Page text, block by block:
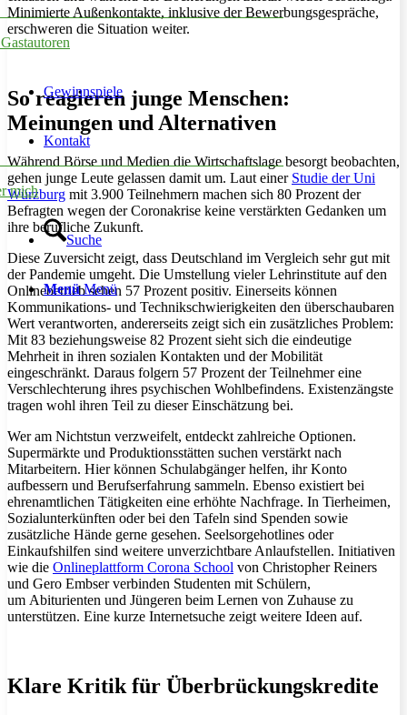
Gewinnspiele
Kontakt
mich
Suche
Menü Menü
Minimierte Außenkontakte, inklusive der Bewerbungsgespräche,
erschweren die Situation weiter.
So reagieren junge Menschen:
Meinungen und Alternativen
Während Börse und Medien die Wirtschaftslage besorgt beobachten,
gehen junge Leute gelassen damit um. Laut einer Studie der Uni
Würzburg mit 3.900 Teilnehmern machen sich 80 Prozent der
Befragten wegen der Coronakrise keine verstärkten Gedanken um
ihre berufliche Zukunft.
Diese Zuversicht zeigt, dass Deutschland im Vergleich sehr gut mit
der Pandemie umgeht. Die Umstellung vieler Lehrinstitute auf den
Onlinebetrieb sehen 57 Prozent positiv. Einerseits können
Kommunikations- und Technikschwierigkeiten den überschaubaren
Wert verantworten, andererseits zeigt sich ein zusätzliches Problem:
Mit 83 beziehungsweise 82 Prozent sieht sich die eindeutige
Mehrheit in ihren sozialen Kontakten und der Mobilität
eingeschränkt. Daraus folgern 57 Prozent der Teilnehmer eine
Verschlechterung ihres psychischen Wohlbefindens. Existenzängste
tragen wohl ihren Teil zu dieser Einschätzung bei.
Wer am Nichtstun verzweifelt, entdeckt zahlreiche Optionen.
Supermärkte und Produktionsstätten suchen verstärkt nach
Mitarbeitern. Hier können Schulabgänger helfen, ihr Konto
aufbessern und Berufserfahrung sammeln. Ebenso existiert bei
ehrenamtlichen Tätigkeiten eine erhöhte Nachfrage. In Tierheimen,
Sozialunterkünften oder bei den Tafeln sind Spenden sowie
zusätzliche Hände gerne gesehen. Seelsorgehotlines oder
Einkaufshilfen sind weitere unverzichtbare Anlaufstellen. Initiativen
wie die Onlineplattform Corona School von Christopher Reiners
und Gero Embser verbinden Studenten mit Schülern,
um Abiturienten und Jüngeren beim Lernen von Zuhause zu
unterstützen. Eine kurze Internetsuche zeigt weitere Ideen auf.
Klare Kritik für Überbrückungskredite